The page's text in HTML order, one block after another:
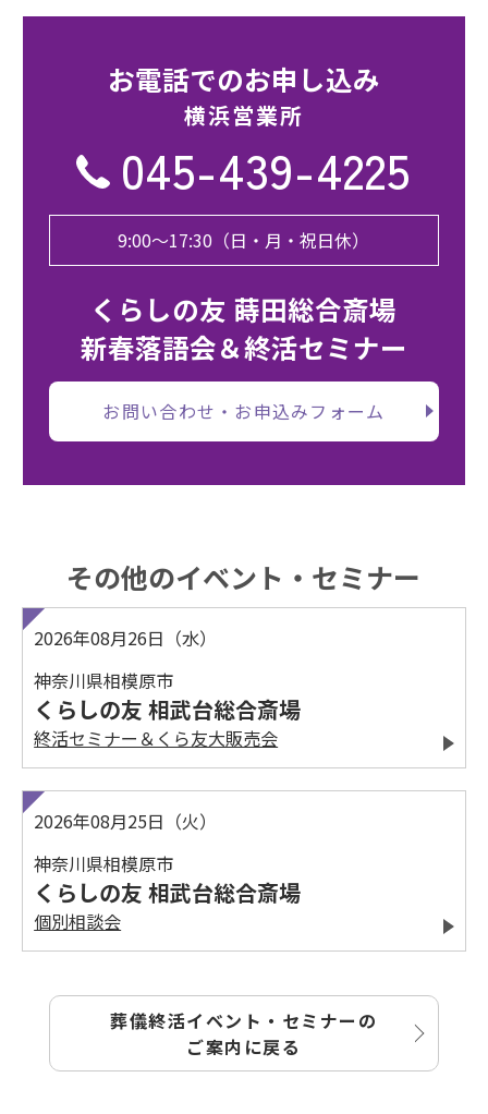
お電話でのお申し込み
横浜営業所
045-439-4225
9:00〜17:30（日・月・祝日休）
くらしの友 蒔田総合斎場
新春落語会＆終活セミナー
お問い合わせ・お申込みフォーム
その他のイベント・セミナー
2026年08月26日（水）
神奈川県相模原市
くらしの友 相武台総合斎場
終活セミナー＆くら友大販売会
2026年08月25日（火）
神奈川県相模原市
くらしの友 相武台総合斎場
個別相談会
葬儀終活イベント・セミナーの
ご案内に戻る